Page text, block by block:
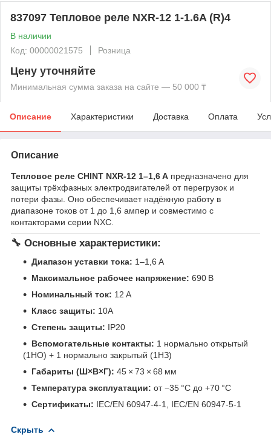
837097 Тепловое реле NXR-12 1-1.6A (R)4
В наличии
Код: 00000021575
Розница
Цену уточняйте
Минимальная сумма заказа на сайте — 50 000 ₸
Описание Характеристики Доставка Оплата
Описание
Тепловое реле CHINT NXR-12 1–1,6 A предназначено для
защиты трёхфазных электродвигателей от перегрузок и
потери фазы. Оно обеспечивает надёжную работу в
диапазоне токов от 1 до 1,6 ампер и совместимо с
контакторами серии NXC.
🔧 Основные характеристики:
Диапазон уставки тока: 1–1,6 А
Максимальное рабочее напряжение: 690 В
Номинальный ток: 12 А
Класс защиты: 10A
Степень защиты: IP20
Вспомогательные контакты: 1 нормально открытый
(1НО) + 1 нормально закрытый (1НЗ)
Габариты (Ш×В×Г): 45 × 73 × 68 мм
Температура эксплуатации: от −35 °C до +70 °C
Сертификаты: IEC/EN 60947-4-1, IEC/EN 60947-5-1
Скрыть